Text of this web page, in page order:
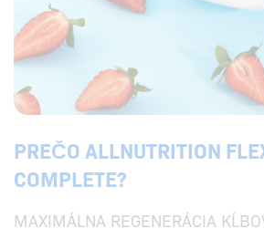
PREČO ALLNUTRITION
COMPLETE?
MAXIMÁLNA REGENERÁCIA